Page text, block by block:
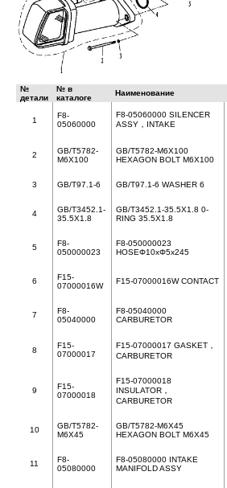
№
детали
№ в
каталоге
Наименование
1
F8-
05060000
F8-05060000 SILENCER
ASSY，INTAKE
2
GB/T5782-
M6X100
GB/T5782-M6X100
HEXAGON BOLT M6X100
3 GB/T97.1-6 GB/T97.1-6 WASHER 6
4
GB/T3452.1-
35.5X1.8
GB/T3452.1-35.5X1.8 0-
RING 35.5X1.8
5
F8-
050000023
F8-050000023
HOSEΦ10xΦ5x245
6
F15-
07000016W
F15-07000016W CONTACT
7
F8-
05040000
F8-05040000
CARBURETOR
8
F15-
07000017
F15-07000017 GASKET，
CARBURETOR
9
F15-
07000018
F15-07000018
INSULATOR，
CARBURETOR
10
GB/T5782-
M6X45
GB/T5782-M6X45
HEXAGON BOLT M6X45
11
F8-
05080000
F8-05080000 INTAKE
MANIFOLD ASSY